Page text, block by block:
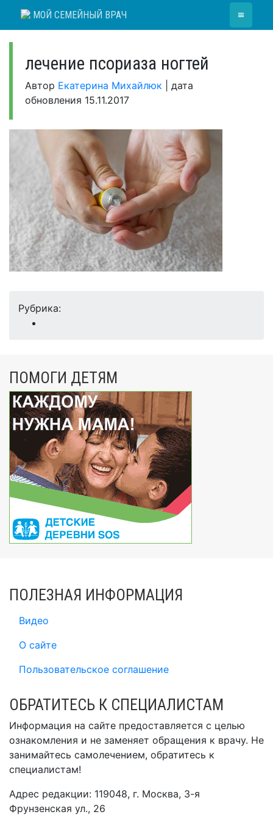
МОЙ СЕМЕЙНЫЙ ВРАЧ ≡
лечение псориаза ногтей
Автор Екатерина Михайлюк
дата
обновления 15.11.2017
Рубрика:
ПОМОГИ ДЕТЯМ
ПОЛЕЗНАЯ ИНФОРМАЦИЯ
Видео
О сайте
Пользовательское соглашение
ОБРАТИТЕСЬ К СПЕЦИАЛИСТАМ
Информация на сайте предоставляется с целью
ознакомления и не заменяет обращения к врачу. Не
занимайтесь самолечением, обратитесь к
специалистам!
Адрес редакции: 119048, г. Москва, 3-я
Фрунзенская ул., 26